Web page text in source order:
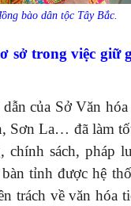
bào dân tộc Tây Bắc.
sở trong việc giữ
của Sở Văn
La… đã làm
sách, pháp
tỉnh được hệ
trách về văn hóa